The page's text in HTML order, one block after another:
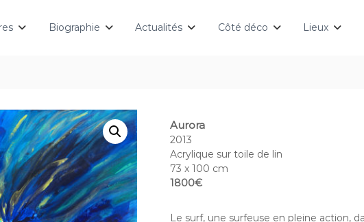
Biographie Actualités Côté déco Lieux
Aurora
2013
Acrylique sur toile de lin
73 x 100 cm
1800€
Le surf, une surfeuse en pleine action,